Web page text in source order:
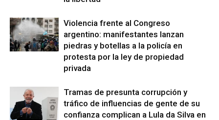
Violencia frente al Congreso
argentino: manifestantes lanzan
piedras y botellas a la policía en
protesta por la ley de propiedad
privada
Tramas de presunta corrupción y
tráfico de influencias de gente de su
confianza complican a Lula da Silva en